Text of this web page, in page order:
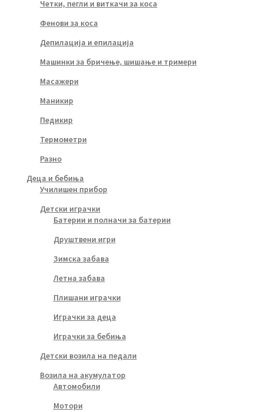
Четки, пегли и виткачи за коса
Фенови за коса
Депилација и епилација
Машинки за бричење, шишање и тримери
Масажери
Маникир
Педикир
Термометри
Разно
Деца и бебиња
Училишен прибор
Детски играчки
Батерии и полначи за батерии
Друштвени игри
Зимска забава
Летна забава
Плишани играчки
Играчки за деца
Играчки за бебиња
Детски возила на педали
Возила на акумулатор
Автомобили
Мотори